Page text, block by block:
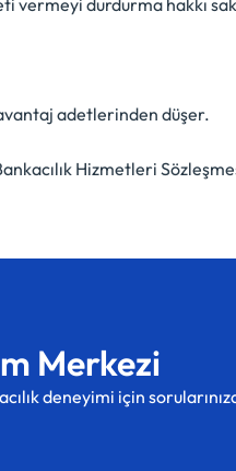
vermeyi durdurma hakkı
adetlerinden düşer.
Hizmetleri
Merkezi
deneyimi için